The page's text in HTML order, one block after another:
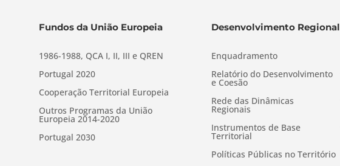
Fundos da União Europeia
1986-1988, QCA I, II, III e QREN
Portugal 2020
Cooperação Territorial Europeia
Outros Programas da União
Europeia 2014-2020
Portugal 2030
Desenvolvimento Regional
Enquadramento
Relatório do Desenvolvimento
e Coesão
Rede das Dinâmicas
Regionais
Instrumentos de Base
Territorial
Políticas Públicas no Território